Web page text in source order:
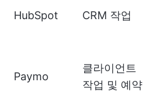
HubSpot CRM 작업
Paymo
클라이언트
작업 및 예약